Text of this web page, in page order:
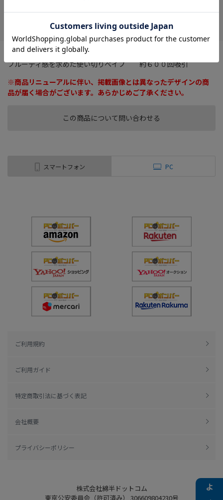
この商品について問い合わせる
在庫がありません
ニコレスブランドより新しくニコレスべイプが新登場 煙霧量と
フルーティ感を求めた使い切りべイプ 約６００回吸引
※商品リニューアルに伴い、掲載画像とは異なったデザインの商
品が届く場合がございます。あらかじめご了承ください。
スマートフォン PC
ご利用規約
ご利用ガイド
特定商取引法に基づく表記
会社概要
プライバシーポリシー
株式会社綿半ドットコム
東京公安委員会（許可済み） 306609804230号